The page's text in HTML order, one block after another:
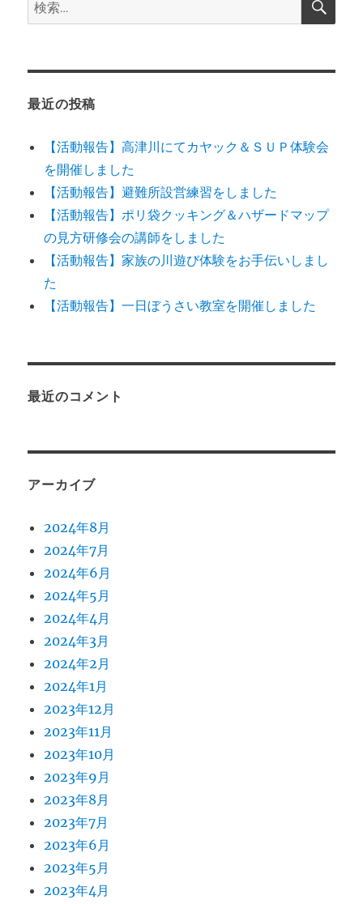
索:
最近の投稿
【活動報告】高津川にてカヤック＆ＳＵＰ体験会
を開催しました
【活動報告】避難所設営練習をしました
【活動報告】ポリ袋クッキング＆ハザードマップ
の見方研修会の講師をしました
【活動報告】家族の川遊び体験をお手伝いしまし
た
【活動報告】一日ぼうさい教室を開催しました
最近のコメント
アーカイブ
2024年8月
2024年7月
2024年6月
2024年5月
2024年4月
2024年3月
2024年2月
2024年1月
2023年12月
2023年11月
2023年10月
2023年9月
2023年8月
2023年7月
2023年6月
2023年5月
2023年4月